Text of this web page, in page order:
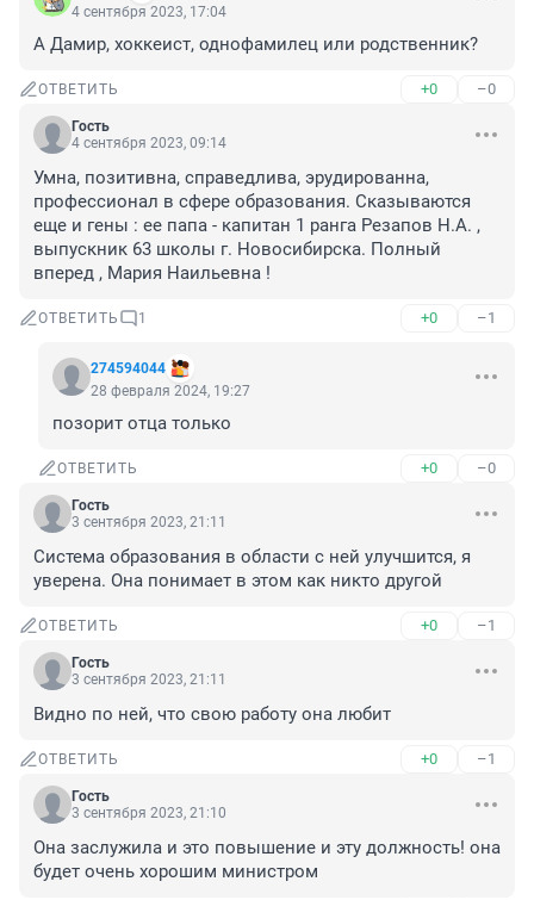
4 сентября 2023, 17:04
А Дамир, хоккеист, однофамилец или родственник?
ОТВЕТИТЬ +0 –0
Гость
4 сентября 2023, 09:14
Умна, позитивна, справедлива, эрудированна,
профессионал в сфере образования. Сказываются
еще и гены : ее папа - капитан 1 ранга Резапов Н.А. ,
выпускник 63 школы г. Новосибирска. Полный
вперед , Мария Наильевна !
ОТВЕТИТЬ 1 +0 –1
274594044
28 февраля 2024, 19:27
позорит отца только
ОТВЕТИТЬ +0 –0
Гость
3 сентября 2023, 21:11
Система образования в области с ней улучшится, я
уверена. Она понимает в этом как никто другой
ОТВЕТИТЬ +0 –1
Гость
3 сентября 2023, 21:11
Видно по ней, что свою работу она любит
ОТВЕТИТЬ +0 –1
Гость
3 сентября 2023, 21:10
Она заслужила и это повышение и эту должность! она
будет очень хорошим министром